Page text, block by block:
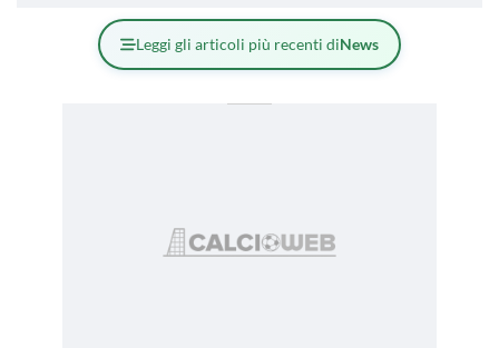
Leggi gli articoli più recenti diNews